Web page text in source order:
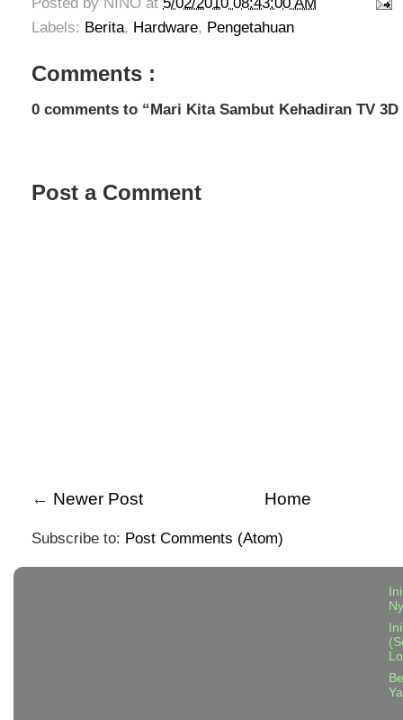
Labels: Berita, Hardware, Pengetahuan
Comments :
0 comments to “Mari Kita Sambut Kehadiran TV
Post a Comment
← Newer Post Home
Subscribe to: Post Comments (Atom)